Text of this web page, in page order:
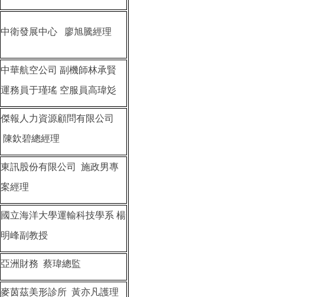
中衛發展中心 廖旭騰經理
中華航空公司 副機師林承賢
運務員于瑾瑤 空服員高瑋彣
傑報人力資源顧問有限公司
陳欽碧總經理
東訊股份有限公司 施政男專
案經理
國立海洋大學運輸科技學系 楊
明峰副教授
亞洲財務 蔡瑋總監
麥茵茲美形診所 黃亦凡護理